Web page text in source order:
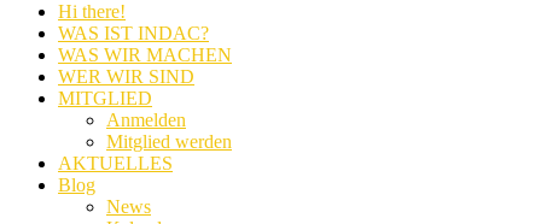
Hi there!
WAS IST INDAC?
WAS WIR MACHEN
WER WIR SIND
MITGLIED
Anmelden
Mitglied werden
AKTUELLES
Blog
News